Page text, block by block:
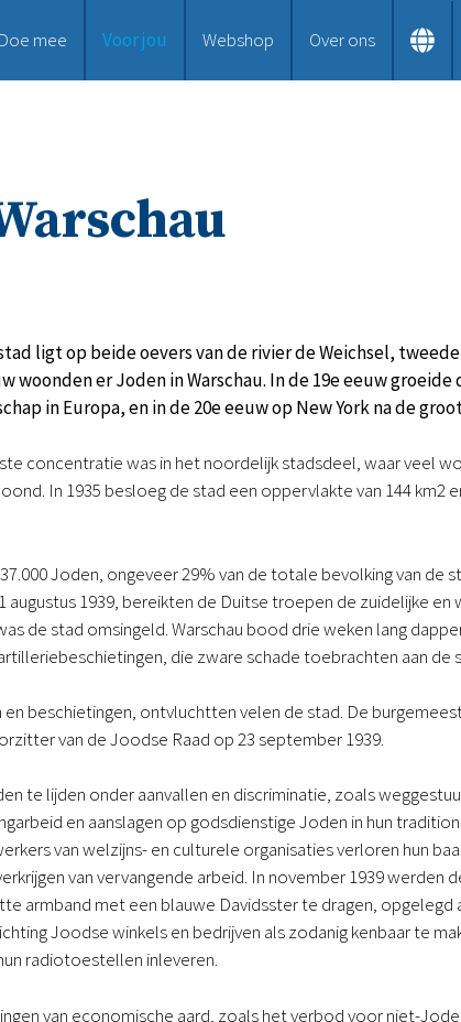
Doe mee Voor jou Webshop Over ons
ligt op beide oevers van de rivier de Weichsel,
woonden er Joden in Warschau. In de 19e eeuw
in Europa, en in de 20e eeuw op New York na de
concentratie was in het noordelijk stadsdeel, waar veel
In 1935 besloeg de stad een oppervlakte van 144 km2
Joden, ongeveer 29% van de totale bevolking van de
augustus 1939, bereikten de Duitse troepen de zuidelijke
de stad omsingeld. Warschau bood drie weken lang
die zware schade toebrachten aan de
beschietingen, ontvluchtten velen de stad. De
van de Joodse Raad op 23 september 1939.
te lijden onder aanvallen en discriminatie, zoals
en aanslagen op godsdienstige Joden in hun
van welzijns- en culturele organisaties verloren hun
van vervangende arbeid. In november 1939 werden
armband met een blauwe Davidsster te dragen, opgelegd
Joodse winkels en bedrijven als zodanig kenbaar te
radiotoestellen inleveren.
van economische aard, zoals het verbod voor niet-